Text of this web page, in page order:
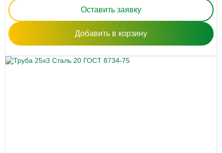
Оставить заявку
Добавить в корзину